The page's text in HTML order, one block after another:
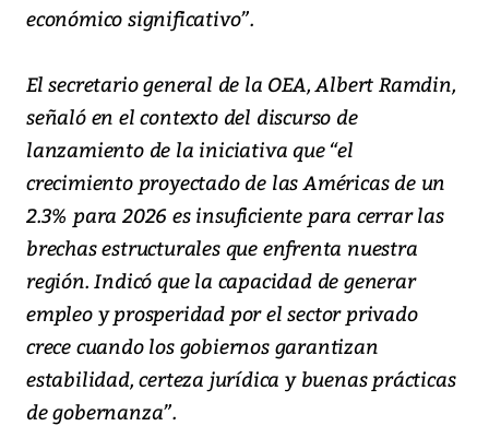
económico significativo”.
El secretario general de la OEA, Albert Ramdin,
señaló en el contexto del discurso de
lanzamiento de la iniciativa que “el
crecimiento proyectado de las Américas de un
2.3% para 2026 es insuficiente para cerrar las
brechas estructurales que enfrenta nuestra
región. Indicó que la capacidad de generar
empleo y prosperidad por el sector privado
crece cuando los gobiernos garantizan
estabilidad, certeza jurídica y buenas prácticas
de gobernanza”.